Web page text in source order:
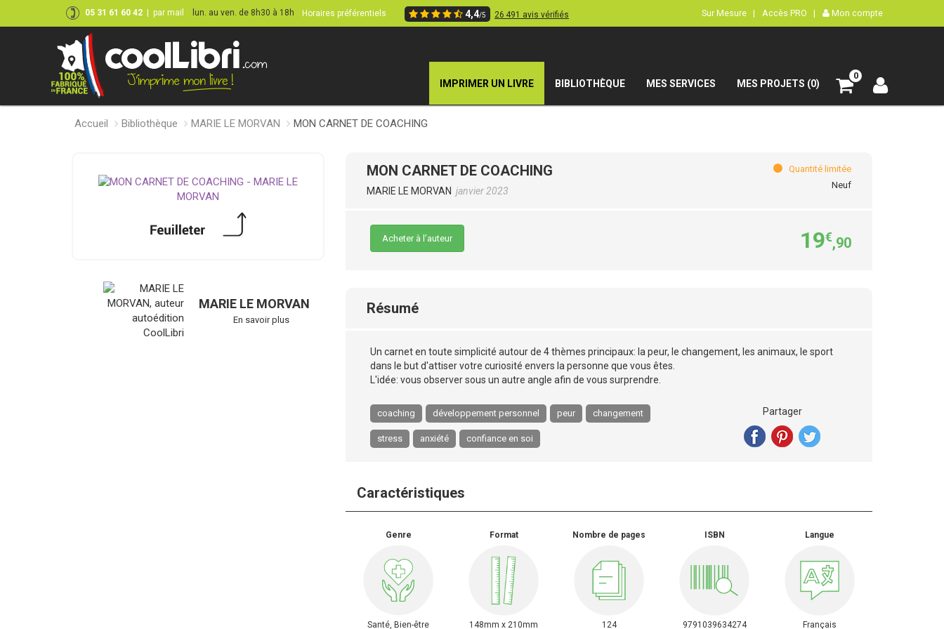
05 31 61 60 42 par mail lun. au ven. de 8h30 à 18h Horaires préférentiels 4,4/5 26 491 avis vérifiés Sur Mesure | Accès PRO | Mon compte
IMPRIMER UN LIVRE BIBLIOTHÈQUE MES SERVICES MES PROJETS (0)
0
Accueil Bibliothèque MARIE LE MORVAN MON CARNET DE COACHING
MARIE LE MORVAN
En savoir plus
MON CARNET DE COACHING
MARIE LE MORVAN janvier 2023
Quantité limitée
Neuf
Acheter à l’auteur 19€,90
Résumé
Un carnet en toute simplicité autour de 4 thèmes principaux: la peur, le changement, les animaux, le sport
dans le but d'attiser votre curiosité envers la personne que vous êtes.
L'idée: vous observer sous un autre angle afin de vous surprendre.
coaching développement personnel peur changement
stress anxiété confiance en soi
Partager
Caractéristiques
Genre
Santé, Bien-être
Format
148mm x 210mm
Nombre de pages
124
ISBN
9791039634274
Langue
Français